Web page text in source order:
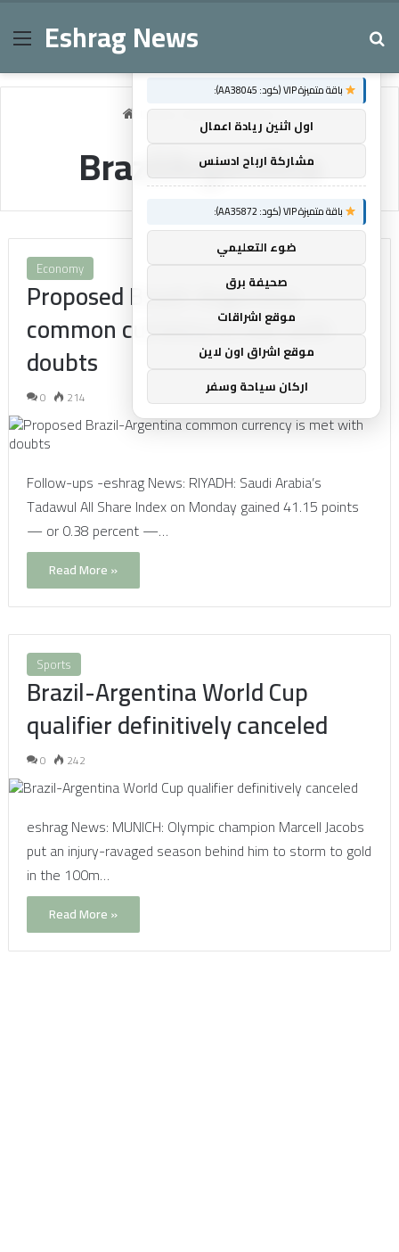
MenuEshrag News
Home/BrazilArgentina
BrazilArgentina
Economy
Proposed Brazil-Argentina
common currency is met with
doubts
0 214
Follow-ups -eshrag News: RIYADH: Saudi Arabia’s
Tadawul All Share Index on Monday gained 41.15 points
— or 0.38 percent —…
Read More »
Sports
Brazil-Argentina World Cup
qualifier definitively canceled
0 242
eshrag News: MUNICH: Olympic champion Marcell Jacobs
put an injury-ravaged season behind him to storm to gold
in the 100m…
Read More »
×
باقة متميزة VIP (كود: AA38045):
اول اثنين ريادة اعمال
مشاركة ارباح ادسنس
باقة متميزة VIP (كود: AA35872):
ضوء التعليمي
صحيفة برق
موقع اشراقات
موقع اشراق اون لاين
اركان سياحة وسفر